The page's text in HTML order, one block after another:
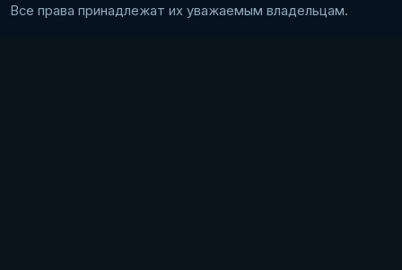
Все права принадлежат их уважаемым владельцам.